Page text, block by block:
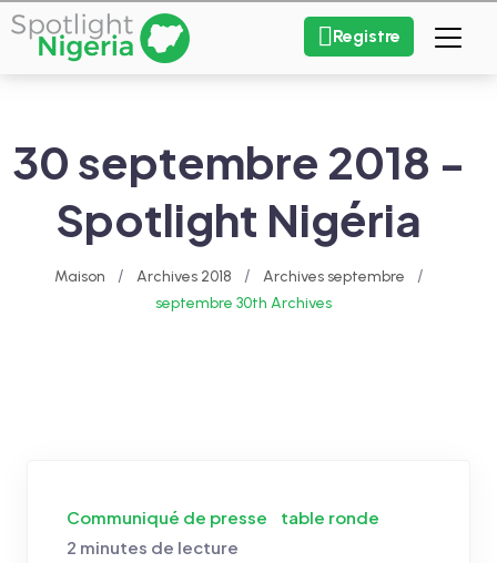
Registre
30 septembre 2018 -
Spotlight Nigéria
Maison / Archives 2018 / Archives septembre /
septembre 30th Archives
Communiqué de presse
table ronde
2 minutes de lecture